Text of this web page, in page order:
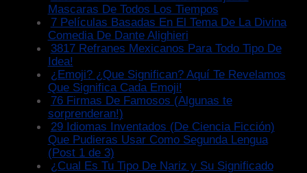
Mascaras De Todos Los Tiempos
7 Películas Basadas En El Tema De La Divina
Comedia De Dante Alighieri
3817 Refranes Mexicanos Para Todo Tipo De
Idea!
¿Emoji? ¿Que Significan? Aquí Te Revelamos
Que Significa Cada Emoji!
76 Firmas De Famosos (Algunas te
sorprenderan!)
29 Idiomas Inventados (De Ciencia Ficción)
Que Pudieras Usar Como Segunda Lengua
(Post 1 de 3)
¿Cual Es Tu Tipo De Nariz y Su Significado